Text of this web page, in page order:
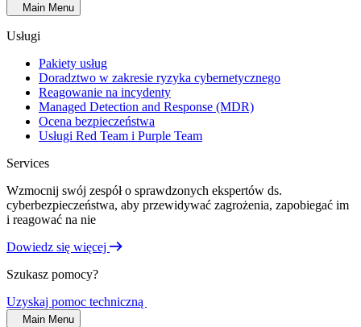
Main Menu
Usługi
Pakiety usług
Doradztwo w zakresie ryzyka cybernetycznego
Reagowanie na incydenty
Managed Detection and Response (MDR)
Ocena bezpieczeństwa
Usługi Red Team i Purple Team
Services
Wzmocnij swój zespół o sprawdzonych ekspertów ds.
cyberbezpieczeństwa, aby przewidywać zagrożenia, zapobiegać im
i reagować na nie
Dowiedz się więcej
Szukasz pomocy?
Uzyskaj pomoc techniczną
Main Menu